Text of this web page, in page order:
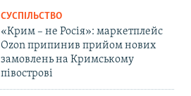
СУСПІЛЬСТВО
«Крим – не Росія»: маркетплейс
Ozon припинив прийом нових
замовлень на Кримському
півострові